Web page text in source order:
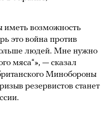
иметь возможность
это война против
людей. Мне нужно
мяса“», — сказал
Минобороны
резервистов станет